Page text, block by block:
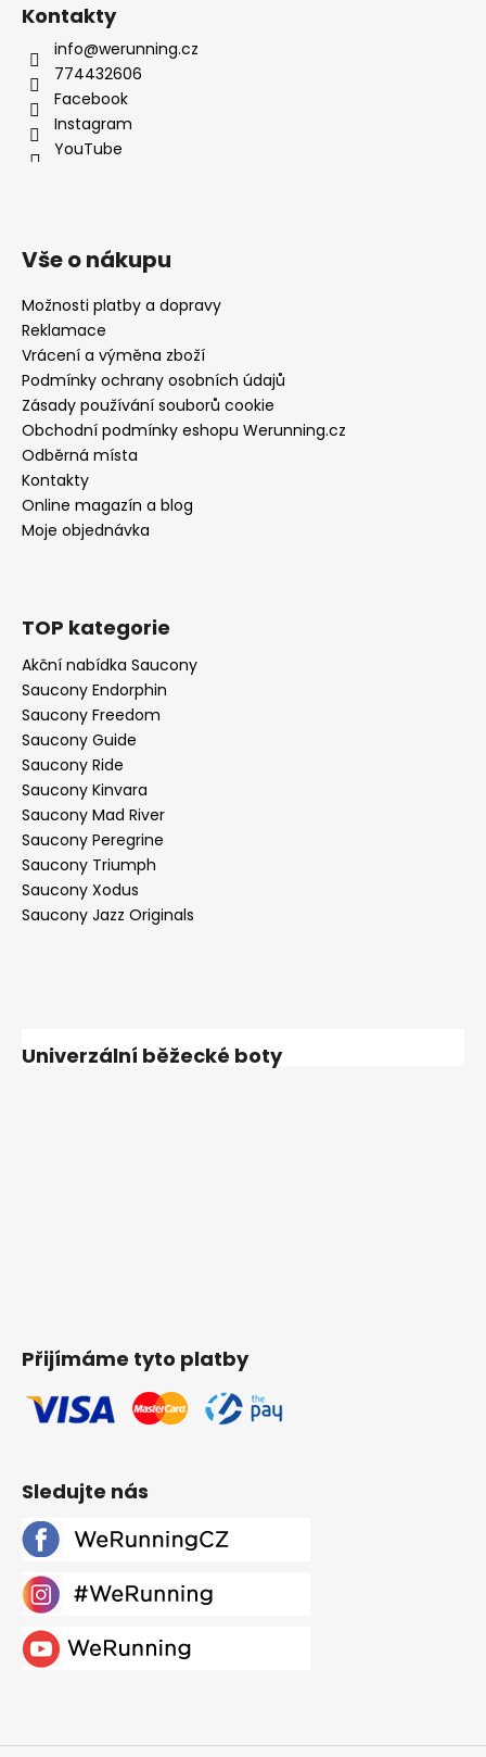
Kontakty
info@werunning.cz
774432606
Facebook
Instagram
YouTube
Vše o nákupu
Možnosti platby a dopravy
Reklamace
Vrácení a výměna zboží
Podmínky ochrany osobních údajů
Zásady používání souborů cookie
Obchodní podmínky eshopu Werunning.cz
Odběrná místa
Kontakty
Online magazín a blog
Moje objednávka
TOP kategorie
Akční nabídka Saucony
Saucony Endorphin
Saucony Freedom
Saucony Guide
Saucony Ride
Saucony Kinvara
Saucony Mad River
Saucony Peregrine
Saucony Triumph
Saucony Xodus
Saucony Jazz Originals
Univerzální běžecké boty
Přijímáme tyto platby
Sledujte nás